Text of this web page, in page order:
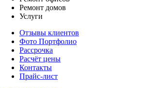
Ремонт домов
Услуги
Отзывы клиентов
Фото Портфолио
Рассрочка
Расчёт цены
Контакты
Прайс-лист